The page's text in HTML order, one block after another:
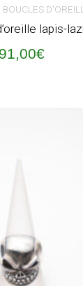
BOUCLES
lapis-
91,00€